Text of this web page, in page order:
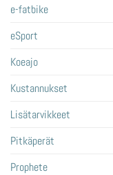
e-fatbike
eSport
Koeajo
Kustannukset
Lisätarvikkeet
Pitkäperät
Prophete